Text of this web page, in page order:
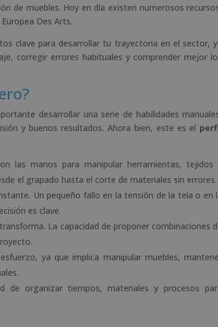
de muebles. Hoy en día existen numerosos
Des Arts.
clave para desarrollar tu trayectoria en el sector,
corregir errores habituales y comprender mejor
desarrollar una serie de habilidades
y buenos resultados. Ahora bien, este es el
las manos para manipular herramientas, tejidos
el grapado hasta el corte de materiales sin errores.
Un pequeño fallo en la tensión de la tela o en
es clave.
La capacidad de proponer combinaciones
ya que implica manipular muebles,
de organizar tiempos, materiales y procesos